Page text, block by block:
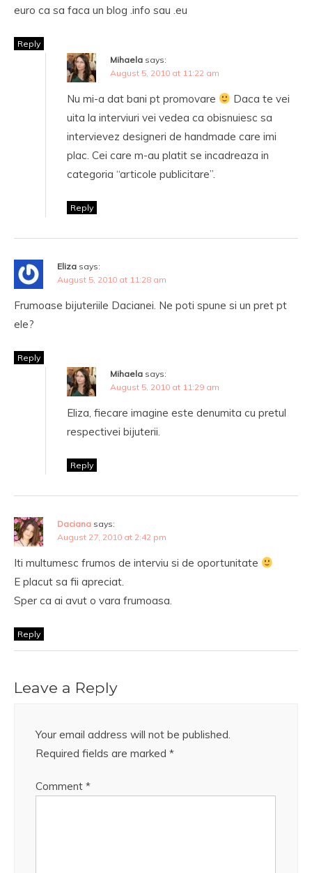
euro ca sa faca un blog .info sau .eu
Reply
Mihaela says:
August 5, 2010 at 11:22 am
Nu mi-a dat bani pt promovare
Daca te vei
uita la interviuri vei vedea ca obisnuiesc sa
intervievez designeri de handmade care imi
plac. Cei care m-au platit se incadreaza in
categoria “articole publicitare”.
Reply
Eliza says:
August 5, 2010 at 11:28 am
Frumoase bijuteriile Dacianei. Ne poti spune si un pret pt
ele?
Reply
Mihaela says:
August 5, 2010 at 11:29 am
Eliza, fiecare imagine este denumita cu pretul
respectivei bijuterii.
Reply
Daciana says:
August 27, 2010 at 2:42 pm
Iti multumesc frumos de interviu si de oportunitate
E placut sa fii apreciat.
Sper ca ai avut o vara frumoasa.
Reply
Leave a Reply
Your email address will not be published.
Required fields are marked *
Comment *